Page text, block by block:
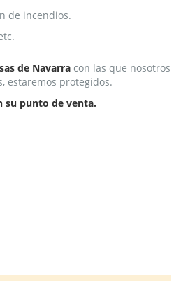
de incendios.
de Navarra con las que nosotros
estaremos protegidos.
su punto de venta.